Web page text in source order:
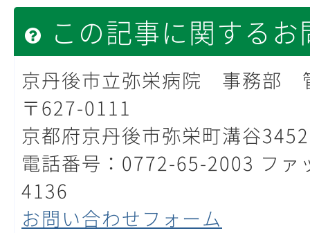
この記事に関する
京丹後市立弥栄病院 事務部
〒627-0111
京都府京丹後市弥栄町溝谷
電話番号：0772-65-2003 フ
4136
お問い合わせフォーム